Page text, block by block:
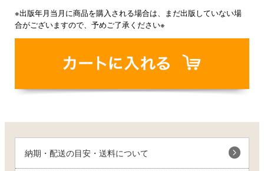
※出版年月当月に商品を購入される場合は、まだ出版していない場
合がございますので、予めご了承ください※
納期・配送の目安・送料について